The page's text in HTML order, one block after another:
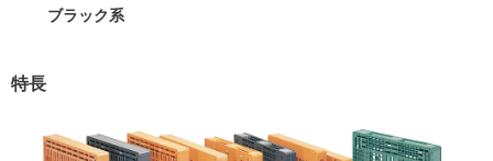
ブラック系
特長